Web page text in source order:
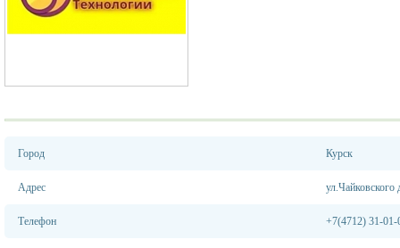
Город Курск
Адрес ул.Чайковского
Телефон +7(4712) 31-01-